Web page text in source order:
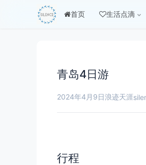
首页 生活点滴
青岛4日游
2024年4月9日浪迹天涯
行程